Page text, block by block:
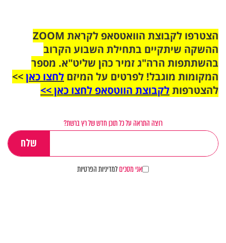
הצטרפו לקבוצת הוואטסאפ לקראת ZOOM
ההשקה שיתקיים בתחילת השבוע הקרוב
בהשתתפות הרה"ג זמיר כהן שליט"א. מספר
המקומות מוגבל! לפרטים על המיזם לחצו כאן>>
להצטרפותלקבוצת הווטסאפ לחצו כאן >>
רוצה התראה על כל תוכן חדש של רץ ברשת?
אני מסכיםלמדיניות הפרטיות